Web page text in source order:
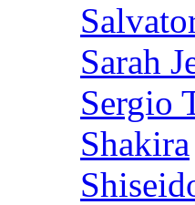
Sarah
Sergio
Shakira